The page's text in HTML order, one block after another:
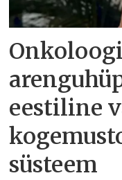
eestiline
süsteem